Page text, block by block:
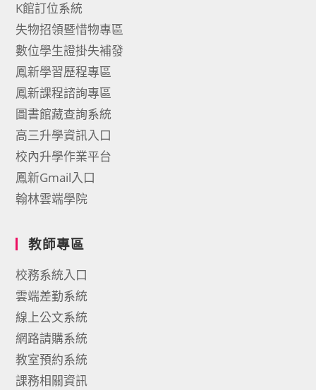
K館訂位系統
失物招領暨惜物專區
數位學生證掛失補發
鳳新學習歷程專區
鳳新課程諮詢專區
圖書館藏查詢系統
高三升學資訊入口
校內升學作業平台
鳳新Gmail入口
翰林雲端學院
教師專區
校務系統入口
雲端差勤系統
線上公文系統
網路請購系統
教室預約系統
課務相關資訊